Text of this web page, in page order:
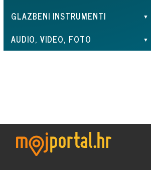
GLAZBENI INSTRUMENTI
AUDIO, VIDEO, FOTO